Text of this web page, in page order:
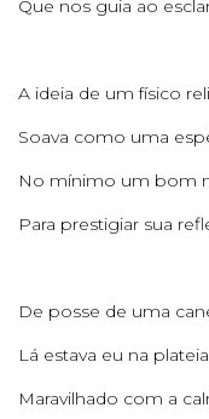
Que nos guia ao
A ideia de um físico
Soava como uma
No mínimo um bom
Para prestigiar sua
De posse de uma
Lá estava eu na plateia
Maravilhado com a